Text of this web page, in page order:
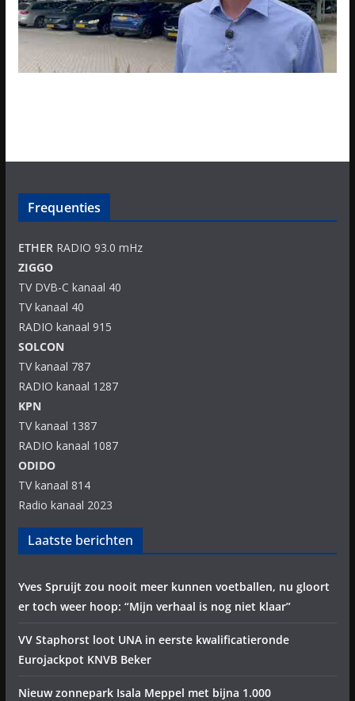
Frequenties
ETHERRADIO 93.0 mHz
ZIGGO
TV DVB-C kanaal 40
TV kanaal 40
RADIO kanaal 915
SOLCON
TV kanaal 787
RADIO kanaal 1287
KPN
TV kanaal 1387
RADIO kanaal 1087
ODIDO
TV kanaal 814
Radio kanaal 2023
Laatste berichten
Yves Spruijt zou nooit meer kunnen voetballen, nu gloort
er toch weer hoop: “Mijn verhaal is nog niet klaar”
VV Staphorst loot UNA in eerste kwalificatieronde
Eurojackpot KNVB Beker
Nieuw zonnepark Isala Meppel met bijna 1.000